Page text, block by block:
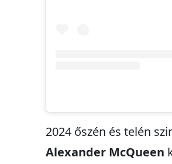
2024 őszén és telén
Alexander McQueen